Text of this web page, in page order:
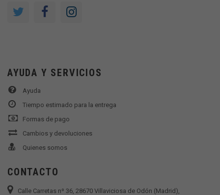
AYUDA Y SERVICIOS
Ayuda
Tiempo estimado para la entrega
Formas de pago
Cambios y devoluciones
Quienes somos
CONTACTO
Calle Carretas nº 36, 28670 Villaviciosa de Odón (Madrid),